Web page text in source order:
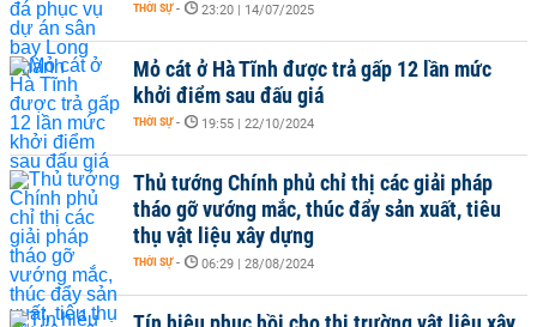
THỜI SỰ - 23:20 | 14/07/2025
Mỏ cát ở Hà Tĩnh được trả gấp 12 lần mức
khởi điểm sau đấu giá
THỜI SỰ - 19:55 | 22/10/2024
Thủ tướng Chính phủ chỉ thị các giải pháp
tháo gỡ vướng mắc, thúc đẩy sản xuất, tiêu
thụ vật liệu xây dựng
THỜI SỰ - 06:29 | 28/08/2024